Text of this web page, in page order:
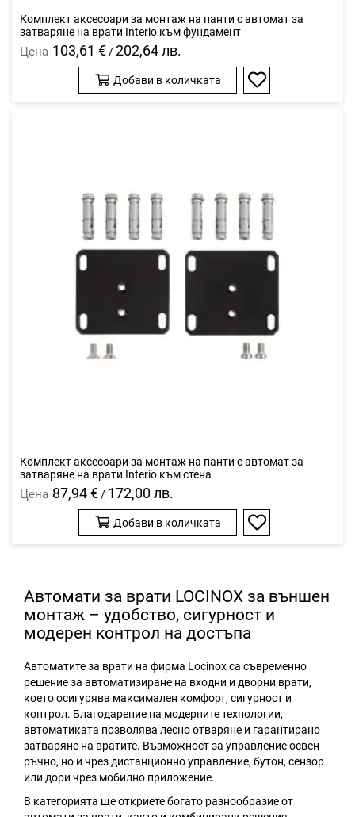
Комплект аксесоари за монтаж на панти с автомат за
затваряне на врати Interio към фундамент
Цена 103,61 € /202,64 лв.
Добави в количката
Добави
Комплект аксесоари за монтаж на панти с автомат за
затваряне на врати Interio към стена
Цена 87,94 € / 172,00 лв.
Добави в количката
Добави
Автомати за врати LOCINOX за външен
монтаж – удобство, сигурност и
модерен контрол на достъпа
Автоматите за врати на фирма Locinox са съвременно
решение за автоматизиране на входни и дворни врати,
което осигурява максимален комфорт, сигурност и
контрол. Благодарение на модерните технологии,
автоматиката позволява лесно отваряне и гарантирано
затваряне на вратите. Възможност за управление освен
ръчно, но и чрез дистанционно управление, бутон, сензор
или дори чрез мобилно приложение.
В категорията ще откриете богато разнообразие от